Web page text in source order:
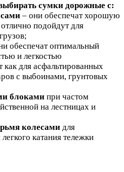
сумки дорожные с:
– они обеспечат хорошую
подойдут для
обеспечат оптимальный
и легкостью
для асфальтированных
с выбоинами, грунтовых
блоками при частом
на лестницах и
колесами для
катания тележки